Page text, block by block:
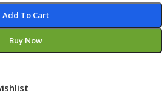
Add To Cart
Buy Now